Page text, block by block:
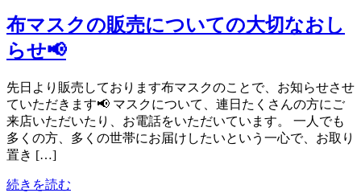
布マスクの販売についての大切なおし
らせ📢
先日より販売しております布マスクのことで、お知らせさせ
ていただきます📢 マスクについて、連日たくさんの方にご
来店いただいたり、お電話をいただいています。 一人でも
多くの方、多くの世帯にお届けしたいという一心で、お取り
置き […]
続きを読む